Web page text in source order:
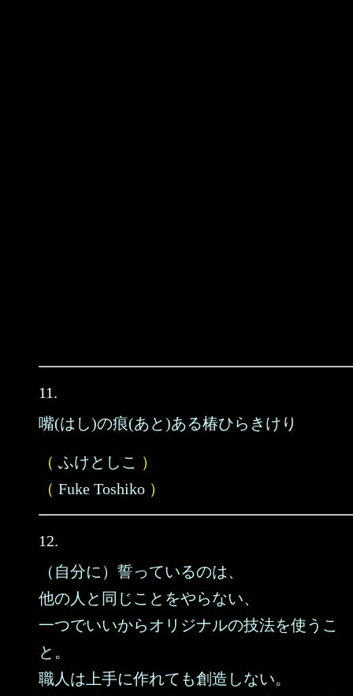
11.
嘴(はし)の痕(あと)ある椿ひらきけり
（ ふけとしこ ）
（ Fuke Toshiko ）
12.
（自分に）誓っているのは、
他の人と同じことをやらない、
一つでいいからオリジナルの技法を使うこ
と。
職人は上手に作れても創造しない。